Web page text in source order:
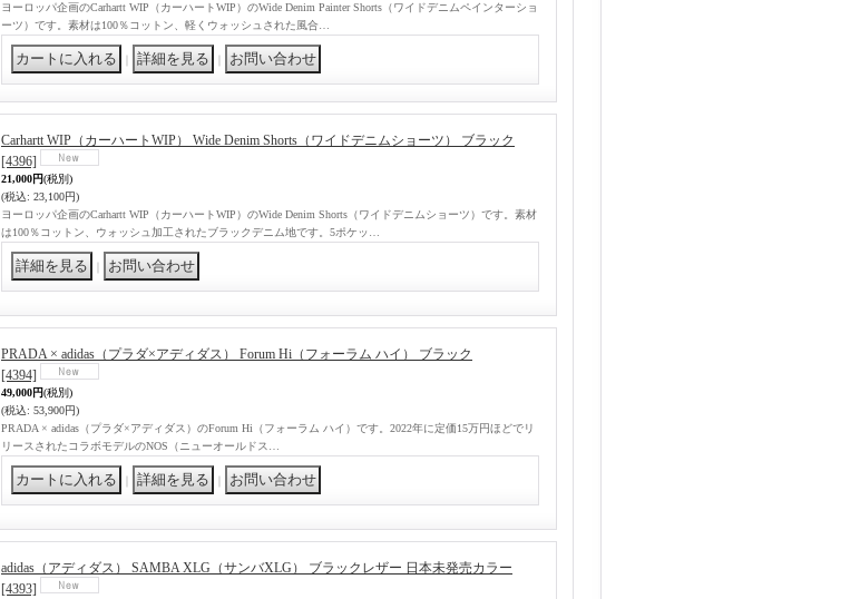
ヨーロッパ企画のCarhartt WIP（カーハートWIP）のWide Denim Painter Shorts（ワイドデニムペインターショ
ーツ）です。素材は100％コットン、軽くウォッシュされた風合…
Carhartt WIP（カーハートWIP） Wide Denim Shorts（ワイドデニムショーツ） ブラック
[4396]
21,000円(税別)
(税込: 23,100円)
ヨーロッパ企画のCarhartt WIP（カーハートWIP）のWide Denim Shorts（ワイドデニムショーツ）です。素材
は100％コットン、ウォッシュ加工されたブラックデニム地です。5ポケッ…
PRADA × adidas（プラダ×アディダス） Forum Hi（フォーラム ハイ） ブラック
[4394]
49,000円(税別)
(税込: 53,900円)
PRADA × adidas（プラダ×アディダス）のForum Hi（フォーラム ハイ）です。2022年に定価15万円ほどでリ
リースされたコラボモデルのNOS（ニューオールドス…
adidas（アディダス） SAMBA XLG（サンバXLG） ブラックレザー 日本未発売カラー
[4393]